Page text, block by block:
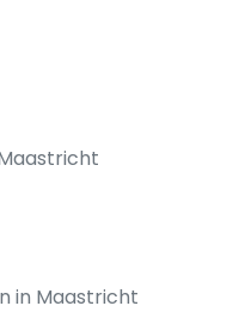
in Maastricht